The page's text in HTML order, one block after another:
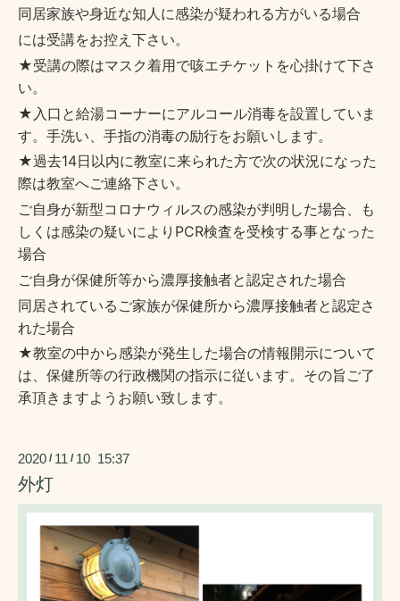
同居家族や身近な知人に感染が疑われる方がいる場合
には受講をお控え下さい。
★受講の際はマスク着用で咳エチケットを心掛けて下さ
い。
★入口と給湯コーナーにアルコール消毒を設置していま
す。手洗い、手指の消毒の励行をお願いします。
★過去14日以内に教室に来られた方で次の状況になった
際は教室へご連絡下さい。
ご自身が新型コロナウィルスの感染が判明した場合、
も
しくは感染の疑いにより PCR検査を受検する事となった
場合
ご自身が保健所等から濃厚接触者と認定された場合
同居されているご家族が保健所から濃厚接触者と認定さ
れた場合
★教室の中から感染が発生した場合の情報開示について
は、 保健所等の行政機関の指示に従います。 その旨ご了
承頂きますようお願い致します。
2020 / 11 / 10 15:37
外灯